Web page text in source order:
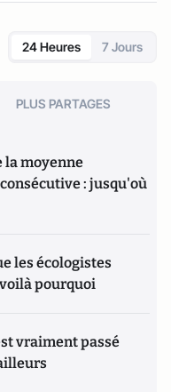
24 Heures 7 Jours
PLUS PARTAGES
la moyenne
: jusqu'où
les écologistes
pourquoi
vraiment passé